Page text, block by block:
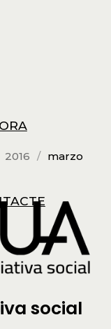
2016 marzo
social